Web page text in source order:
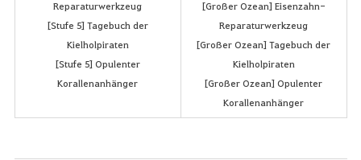
Reparaturwerkzeug
[Stufe 5] Tagebuch der
Kielholpiraten
[Stufe 5] Opulenter
Korallenanhänger
[Großer Ozean] Eisenzahn-
Reparaturwerkzeug
[Großer Ozean] Tagebuch der
Kielholpiraten
[Großer Ozean] Opulenter
Korallenanhänger